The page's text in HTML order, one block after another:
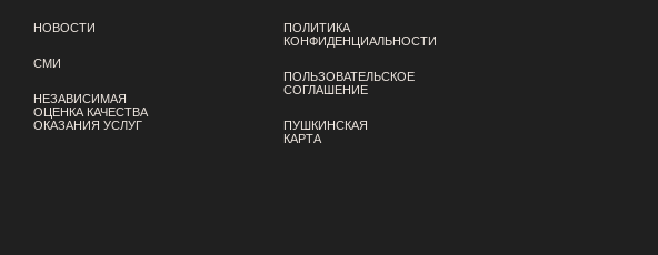
НОВОСТИ
СМИ
НЕЗАВИСИМАЯ
ОЦЕНКА КАЧЕСТВА
ОКАЗАНИЯ УСЛУГ
ПОЛИТИКА
КОНФИДЕНЦИАЛЬНОСТИ
ПОЛЬЗОВАТЕЛЬСКОЕ
СОГЛАШЕНИЕ
ПУШКИНСКАЯ
КАРТА